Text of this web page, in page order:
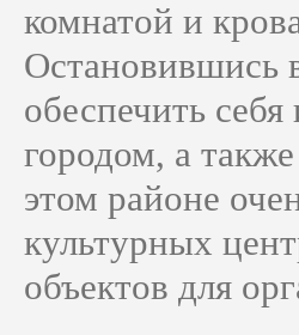
комнатой и
Остановившись
обеспечить
городом, а
этом районе
культурных
объектов для